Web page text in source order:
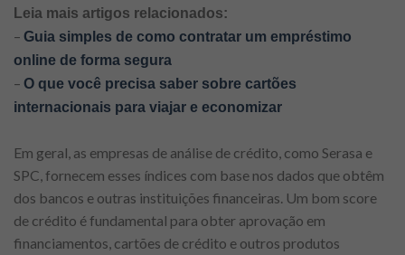
Leia mais artigos relacionados:
– Guia simples de como contratar um empréstimo
online de forma segura
– O que você precisa saber sobre cartões
internacionais para viajar e economizar
Em geral, as empresas de análise de crédito, como Serasa e
SPC, fornecem esses índices com base nos dados que obtêm
dos bancos e outras instituições financeiras. Um bom score
de crédito é fundamental para obter aprovação em
financiamentos, cartões de crédito e outros produtos